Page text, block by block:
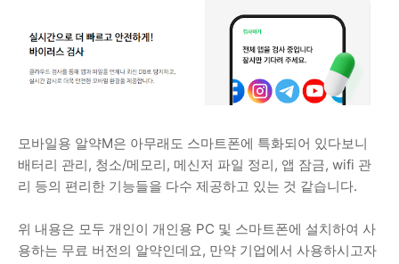
모바일용 알약M은 아무래도 스마트폰에 특화되어 있다보니
배터리 관리, 청소/메모리, 메신저 파일 정리, 앱 잠금, wifi 관
리 등의 편리한 기능들을 다수 제공하고 있는 것 같습니다.
위 내용은 모두 개인이 개인용 PC 및 스마트폰에 설치하여 사
용하는 무료 버전의 알약인데요, 만약 기업에서 사용하시고자